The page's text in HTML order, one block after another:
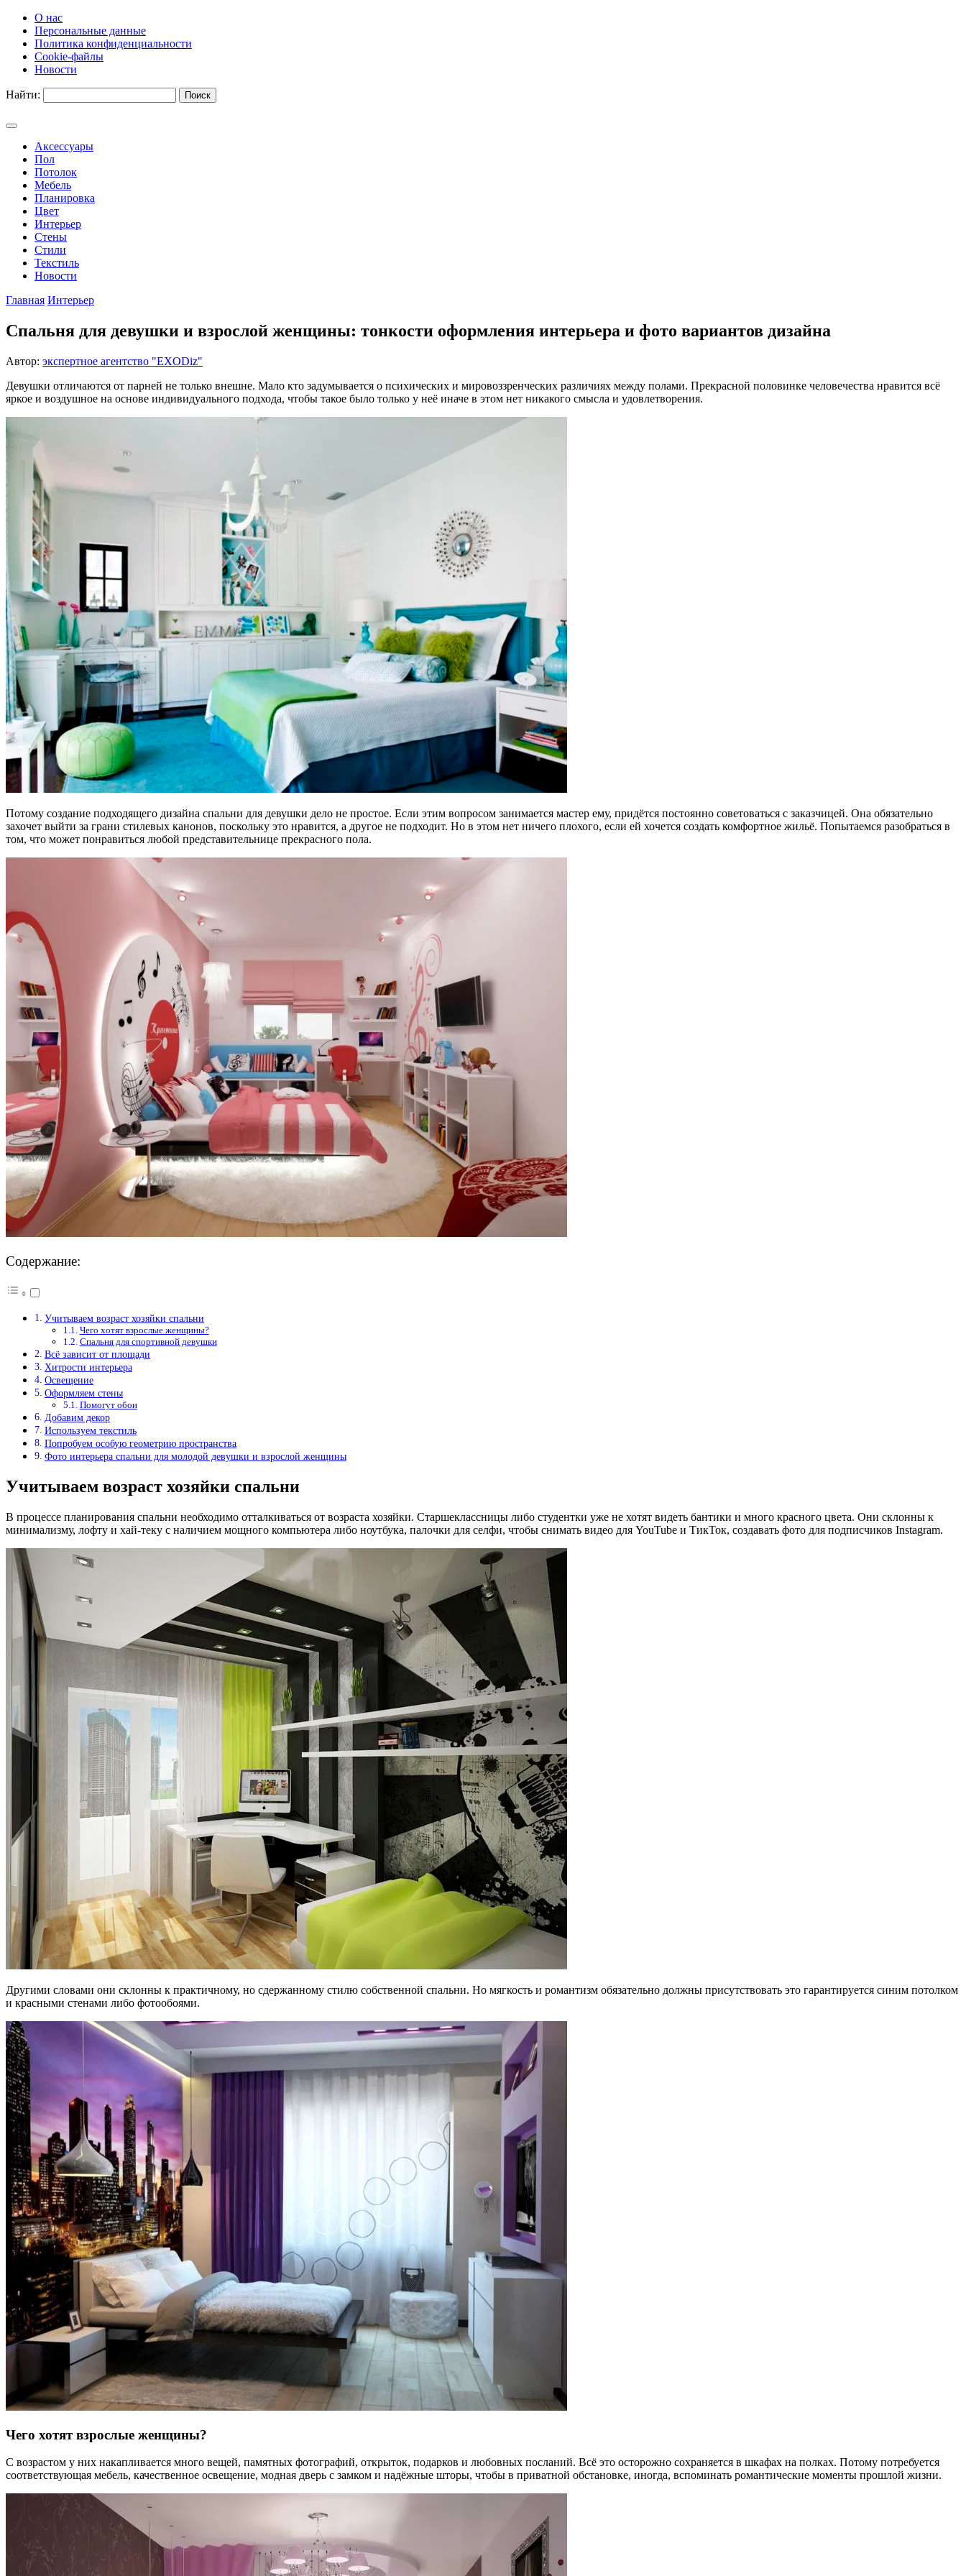
О нас
Персональные данные
Политика конфиденциальности
Cookie-файлы
Новости
Найти:
Аксессуары
Пол
Потолок
Мебель
Планировка
Цвет
Интерьер
Стены
Стили
Текстиль
Новости
Главная Интерьер
Спальня для девушки и взрослой женщины: тонкости оформления интерьера и фото вариантов дизайна
Автор: экспертное агентство "EXODiz"
Девушки отличаются от парней не только внешне. Мало кто задумывается о психических и мировоззренческих различиях между полами. Прекрасной половинке человечества нравится всё
яркое и воздушное на основе индивидуального подхода, чтобы такое было только у неё иначе в этом нет никакого смысла и удовлетворения.
Потому создание подходящего дизайна спальни для девушки дело не простое. Если этим вопросом занимается мастер ему, придётся постоянно советоваться с заказчицей. Она обязательно
захочет выйти за грани стилевых канонов, поскольку это нравится, а другое не подходит. Но в этом нет ничего плохого, если ей хочется создать комфортное жильё. Попытаемся разобраться в
том, что может понравиться любой представительнице прекрасного пола.
Содержание:
Учитываем возраст хозяйки спальни
Чего хотят взрослые женщины?
Спальня для спортивной девушки
Всё зависит от площади
Хитрости интерьера
Освещение
Оформляем стены
Помогут обои
Добавим декор
Используем текстиль
Попробуем особую геометрию пространства
Фото интерьера спальни для молодой девушки и взрослой женщины
Учитываем возраст хозяйки спальни
В процессе планирования спальни необходимо отталкиваться от возраста хозяйки. Старшеклассницы либо студентки уже не хотят видеть бантики и много красного цвета. Они склонны к
минимализму, лофту и хай-теку с наличием мощного компьютера либо ноутбука, палочки для селфи, чтобы снимать видео для YouTube и ТикТок, создавать фото для подписчиков Instagram.
Другими словами они склонны к практичному, но сдержанному стилю собственной спальни. Но мягкость и романтизм обязательно должны присутствовать это гарантируется синим потолком
и красными стенами либо фотообоями.
Чего хотят взрослые женщины?
С возрастом у них накапливается много вещей, памятных фотографий, открыток, подарков и любовных посланий. Всё это осторожно сохраняется в шкафах на полках. Потому потребуется
соответствующая мебель, качественное освещение, модная дверь с замком и надёжные шторы, чтобы в приватной обстановке, иногда, вспоминать романтические моменты прошлой жизни.